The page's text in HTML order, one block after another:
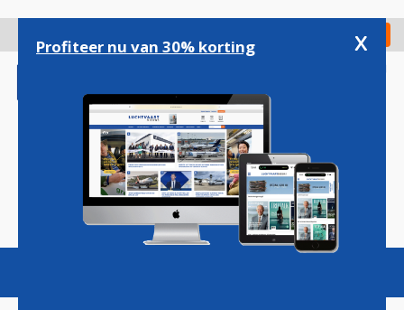
gaan
Check in
Magazine Podcasts Vacatures
Profiteer nu van 30% korting x